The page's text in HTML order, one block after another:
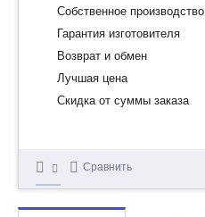
Собственное производство
Гарантия изготовителя
Возврат и обмен
Лучшая цена
Скидка от суммы заказа
Сравнить